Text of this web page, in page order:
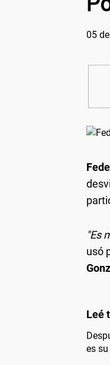
05
"Es
usó
es